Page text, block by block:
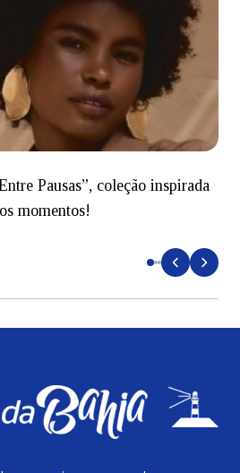
Pausas”, coleção inspirada
momentos!